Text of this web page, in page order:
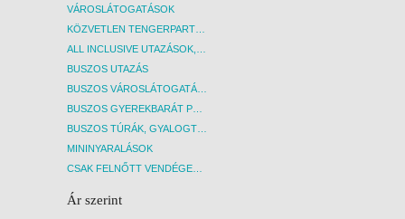
VÁROSLÁTOGATÁSOK
KÖZVETLEN TENGERPARTI SZÁLLÁSOK
ALL INCLUSIVE UTAZÁSOK, NYARALÁSOK
BUSZOS UTAZÁS
BUSZOS VÁROSLÁTOGATÁSOK
BUSZOS GYEREKBARÁT PROGRAMOK
BUSZOS TÚRÁK, GYALOGTÚRÁK
MININYARALÁSOK
CSAK FELNŐTT VENDÉGEKET FOGADÓ SZÁLLÁSOK
Ár szerint